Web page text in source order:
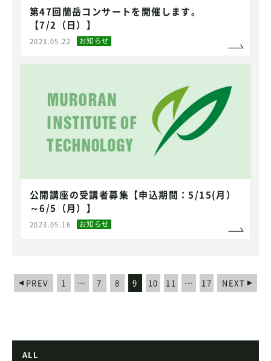
第47回蘭岳コンサートを開催します。
【7/2（日）】
2023.05.22 お知らせ
公開講座の受講者募集【申込期間：5/15(月）
～6/5（月）】
2023.05.16 お知らせ
PREV 1 … 7 8 9 10 11 … 17 NEXT
ALL